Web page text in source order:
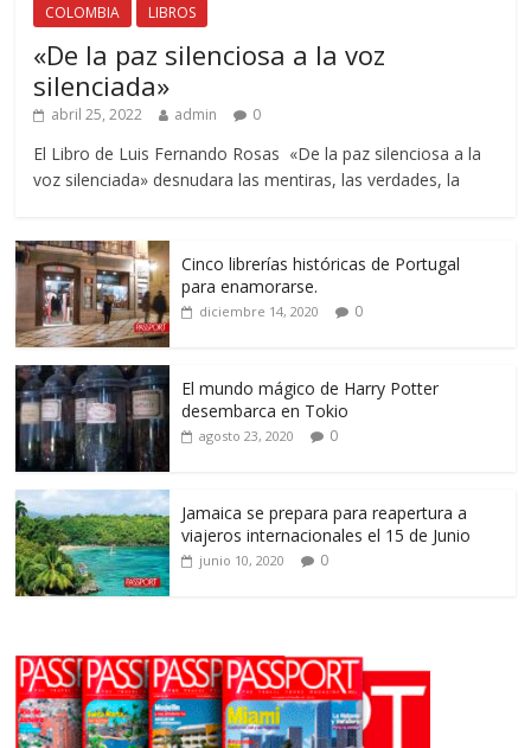
COLOMBIA LIBROS
«De la paz silenciosa a la voz
silenciada»
abril 25, 2022 admin 0
El Libro de Luis Fernando Rosas «De la paz silenciosa a la
voz silenciada» desnudara las mentiras, las verdades, la
Cinco librerías históricas de Portugal
para enamorarse.
diciembre 14, 2020 0
El mundo mágico de Harry Potter
desembarca en Tokio
agosto 23, 2020 0
Jamaica se prepara para reapertura a
viajeros internacionales el 15 de Junio
junio 10, 2020 0